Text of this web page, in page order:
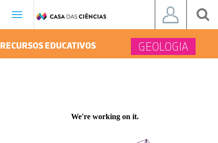
Toggle
RECURSOS EDUCATIVOS GEOLOGIA